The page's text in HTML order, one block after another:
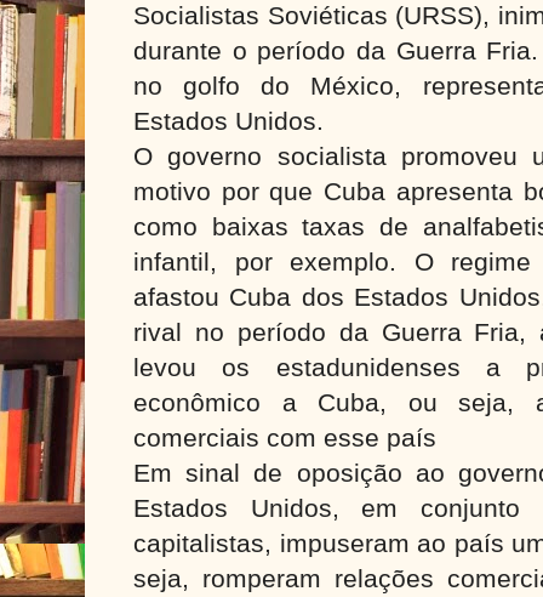
Socialistas Soviéticas (URSS),
durante o período da Guerra
no golfo do México,
Estados Unidos.
O governo socialista promoveu
motivo por que Cuba apresenta
como baixas taxas de
infantil, por exemplo. O
afastou Cuba dos Estados
rival no período da Guerra Fria,
levou os estadunidenses a
econômico a Cuba, ou seja,
comerciais com esse país
Em sinal de oposição ao
Estados Unidos, em conjunto
capitalistas, impuseram ao país
seja, romperam relações